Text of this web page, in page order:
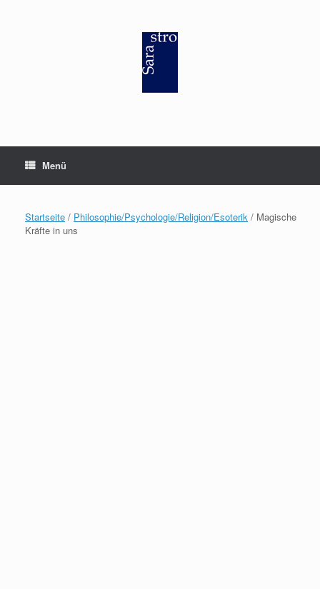
Menü
Startseite / Philosophie/Psychologie/Religion/Esoterik / Magische
Kräfte in uns